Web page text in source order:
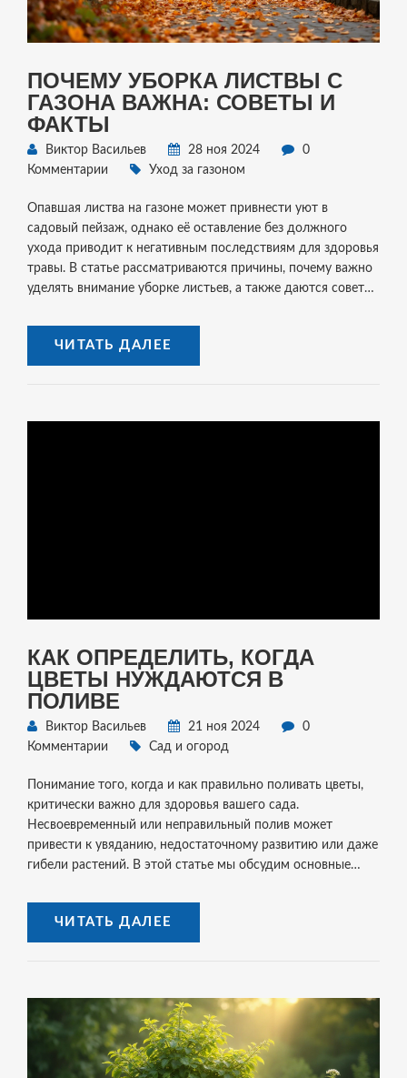
ПОЧЕМУ УБОРКА ЛИСТВЫ С
ГАЗОНА ВАЖНА: СОВЕТЫ И
ФАКТЫ
Виктор Васильев 28 ноя 2024
0
Комментарии
Уход за газоном
Опавшая листва на газоне может привнести уют в
садовый пейзаж, однако её оставление без должного
ухода приводит к негативным последствиям для здоровья
травы. В статье рассматриваются причины, почему важно
уделять внимание уборке листьев, а также даются советы
листвы на почву и развитие грибков, а также предложены
экологически дружественные способы её утилизации.
Небольшой акцент сделан на традиционные и
ЧИТАТЬ ДАЛЕЕ
КАК ОПРЕДЕЛИТЬ, КОГДА
ЦВЕТЫ НУЖДАЮТСЯ В
ПОЛИВЕ
Виктор Васильев 21 ноя 2024
0
Комментарии
Сад и огород
Понимание того, когда и как правильно поливать цветы,
критически важно для здоровья вашего сада.
Несвоевременный или неправильный полив может
привести к увяданию, недостаточному развитию или даже
гибели растений. В этой статье мы обсудим основные
почвы и поделимся полезными советами для обеспечения
оптимального уровня влажности для ваших цветов. Узнав
о важных сигналах, вы сможете вовремя реагировать и
ЧИТАТЬ ДАЛЕЕ